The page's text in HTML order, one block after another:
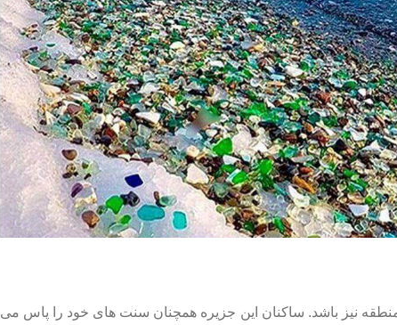
منطقه نیز باشد. ساکنان این جزیره همچنان سنت های خود را پاس می